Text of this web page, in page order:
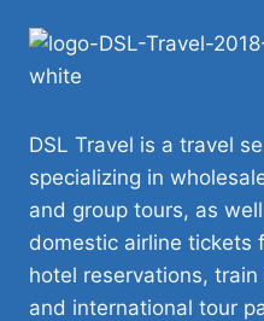
DSL Travel is a travel
specializing in
and group tours, as
domestic airline tickets
hotel reservations,
and international tour